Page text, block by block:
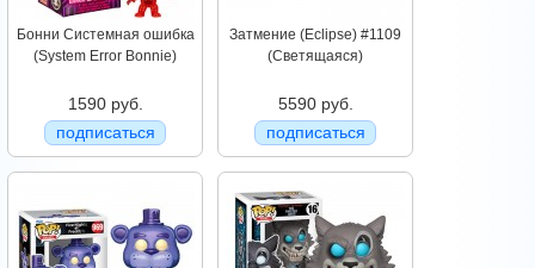
Бонни Системная ошибка
(System Error Bonnie)
1590 руб.
подписаться
Затмение (Eclipse) #1109
(Светящаяся)
5590 руб.
подписаться